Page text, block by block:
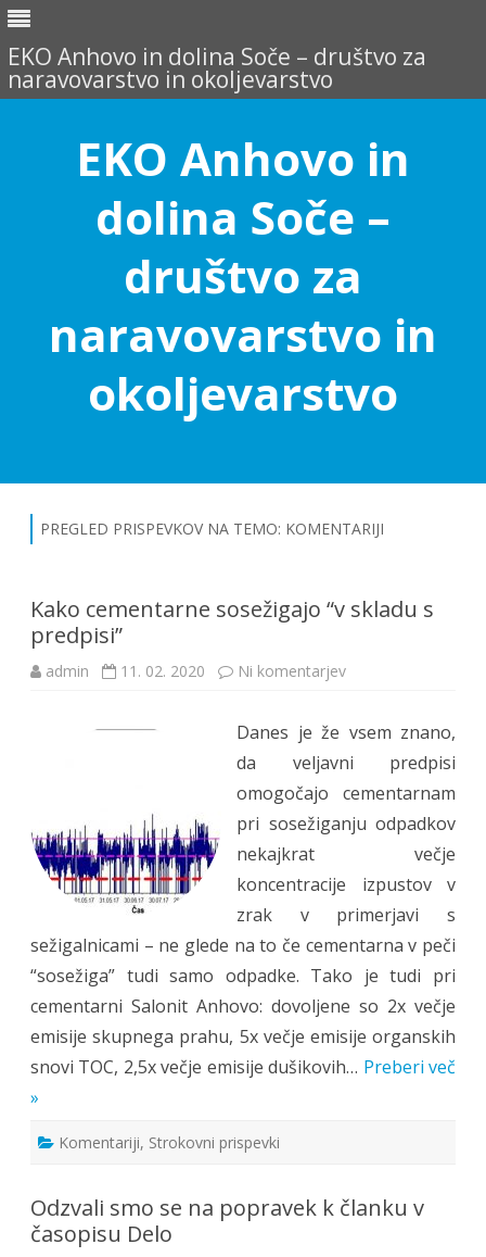
EKO Anhovo in dolina Soče – društvo za
naravovarstvo in okoljevarstvo
EKO Anhovo in
dolina Soče –
društvo za
naravovarstvo in
okoljevarstvo
content
PREGLED PRISPEVKOV NA TEMO: KOMENTARIJI
Kako cementarne sosežigajo “v skladu s
predpisi”
admin 11. 02. 2020 Ni komentarjevna
“v
skladu
s
predpisi”
Danes je že vsem znano,
da veljavni predpisi
omogočajo cementarnam
pri sosežiganju odpadkov
nekajkrat večje
koncentracije izpustov v
zrak v primerjavi s
sežigalnicami – ne glede na to če cementarna v peči
“sosežiga” tudi samo odpadke. Tako je tudi pri
cementarni Salonit Anhovo: dovoljene so 2x večje
emisije skupnega prahu, 5x večje emisije organskih
snovi TOC, 2,5x večje emisije dušikovih… Preberi več
»
Komentariji, Strokovni prispevki
Odzvali smo se na popravek k članku v
časopisu Delo